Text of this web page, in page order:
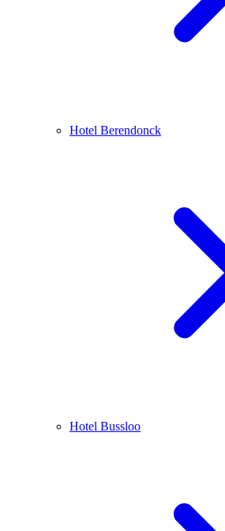
Hotel Berendonck
Hotel Bussloo